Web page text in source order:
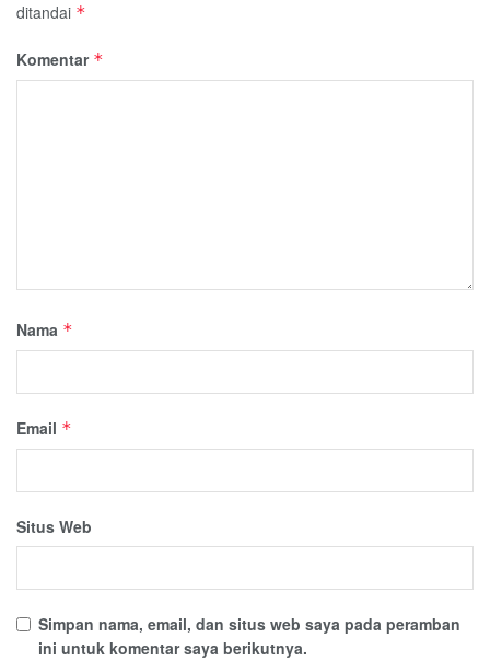
ditandai *
Komentar *
Nama *
Email *
Situs Web
Simpan nama, email, dan situs web saya pada peramban
ini untuk komentar saya berikutnya.